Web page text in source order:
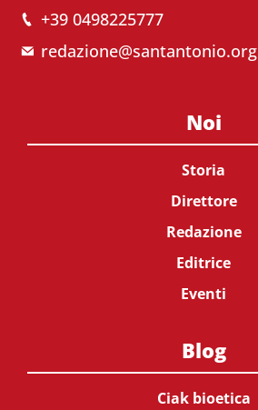
+39 0498225777
redazione@santantonio.org
Noi
Storia
Direttore
Redazione
Editrice
Eventi
Blog
Ciak bioetica